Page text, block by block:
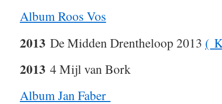
Album Roos Vos
2013 De Midden Drentheloop 2013 (
2013 4 Mijl van Bork
Album Jan Faber